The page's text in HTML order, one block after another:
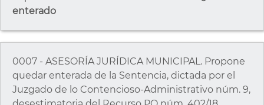
enterado
0007 - ASESORÍA JURÍDICA MUNICIPAL. Propone
quedar enterada de la Sentencia, dictada por el
Juzgado de lo Contencioso-Administrativo núm. 9,